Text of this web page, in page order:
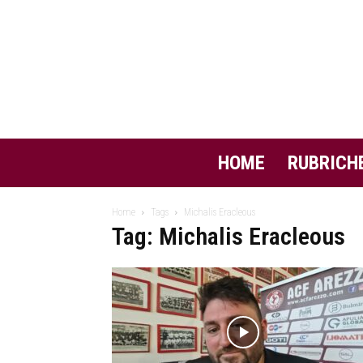
HOME
Home Tags Michalis Eracleous
Tag: Michalis Eracleous